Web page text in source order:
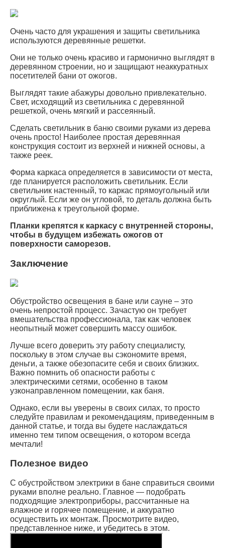
Очень часто для украшения и защиты светильника
используются деревянные решетки.
Они не только очень красиво и гармонично выглядят в
деревянном строении, но и защищают неаккуратных
посетителей бани от ожогов.
Выглядят такие абажуры довольно привлекательно.
Свет, исходящий из светильника с деревянной
решеткой, очень мягкий и рассеянный.
Сделать светильник в баню своими руками из дерева
очень просто! Наиболее простая деревянная
конструкция состоит из верхней и нижней основы, а
также реек.
Форма каркаса определяется в зависимости от места,
где планируется расположить светильник. Если
светильник настенный, то каркас прямоугольный или
округлый. Если же он угловой, то деталь должна быть
приближена к треугольной форме.
Планки крепятся к каркасу с внутренней стороны,
чтобы в будущем избежать ожогов от
поверхности саморезов.
Заключение
Обустройство освещения в бане или сауне – это
очень непростой процесс. Зачастую он требует
вмешательства профессионала, так как человек
неопытный может совершить массу ошибок.
Лучше всего доверить эту работу специалисту,
поскольку в этом случае вы сэкономите время,
деньги, а также обезопасите себя и своих близких.
Важно помнить об опасности работы с
электрическими сетями, особенно в таком
узконаправленном помещении, как баня.
Однако, если вы уверены в своих силах, то просто
следуйте правилам и рекомендациям, приведенным в
данной статье, и тогда вы будете наслаждаться
именно тем типом освещения, о котором всегда
мечтали!
Полезное видео
С обустройством электрики в бане справиться своими
руками вполне реально. Главное — подобрать
подходящие электроприборы, рассчитанные на
влажное и горячее помещение, и аккуратно
осуществить их монтаж. Просмотрите видео,
представленное ниже, и убедитесь в этом.